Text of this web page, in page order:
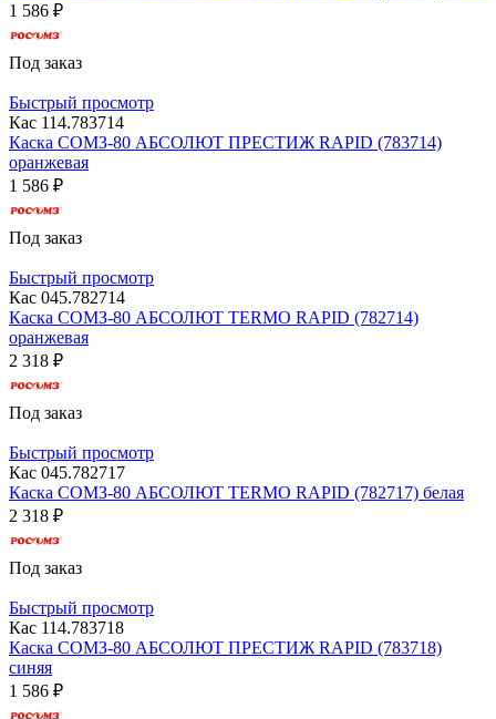
1 586 ₽
Под заказ
Быстрый просмотр
Кас 114.783714
Каска СОМЗ-80 АБСОЛЮТ ПРЕСТИЖ RAPID (783714)
оранжевая
1 586 ₽
Под заказ
Быстрый просмотр
Кас 045.782714
Каска СОМЗ-80 АБСОЛЮТ TERMO RAPID (782714)
оранжевая
2 318 ₽
Под заказ
Быстрый просмотр
Кас 045.782717
Каска СОМЗ-80 АБСОЛЮТ TERMO RAPID (782717) белая
2 318 ₽
Под заказ
Быстрый просмотр
Кас 114.783718
Каска СОМЗ-80 АБСОЛЮТ ПРЕСТИЖ RAPID (783718)
синяя
1 586 ₽